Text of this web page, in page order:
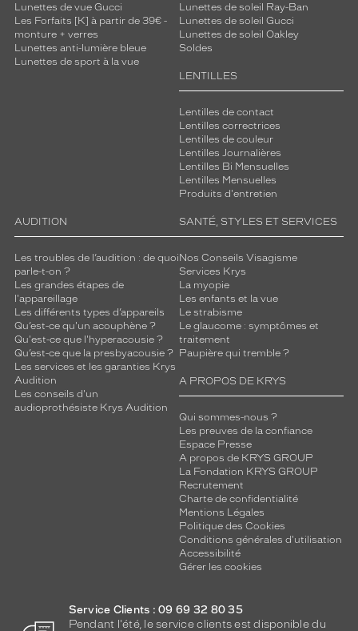
Lunettes de vue Gucci
Les Forfaits [K] à partir de 39€ -
monture + verres
Lunettes anti-lumière bleue
Lunettes de sport à la vue
Lunettes de soleil Ray-Ban
Lunettes de soleil Gucci
Lunettes de soleil Oakley
Soldes
LENTILLES
Lentilles de contact
Lentilles correctrices
Lentilles de couleur
Lentilles Journalières
Lentilles Bi Mensuelles
Lentilles Mensuelles
Produits d'entretien
AUDITION
Les troubles de l’audition : de quoi
parle-t-on ?
Les grandes étapes de
l'appareillage
Les différents types d’appareils
Qu’est-ce qu'un acouphène ?
Qu'est-ce que l'hyperacousie ?
Qu’est-ce que la presbyacousie ?
Les services et les garanties Krys
Audition
Les conseils d'un
audioprothésiste Krys Audition
SANTÉ, STYLES ET SERVICES
Nos Conseils Visagisme
Services Krys
La myopie
Les enfants et la vue
Le strabisme
Le glaucome : symptômes et
traitement
Paupière qui tremble ?
A PROPOS DE KRYS
Qui sommes-nous ?
Les preuves de la confiance
Espace Presse
A propos de KRYS GROUP
La Fondation KRYS GROUP
Recrutement
Charte de confidentialité
Mentions Légales
Politique des Cookies
Conditions générales d'utilisation
Accessibilité
Gérer les cookies
Service Clients : 09 69 32 80 35
Pendant l'été, le service clients est disponible du